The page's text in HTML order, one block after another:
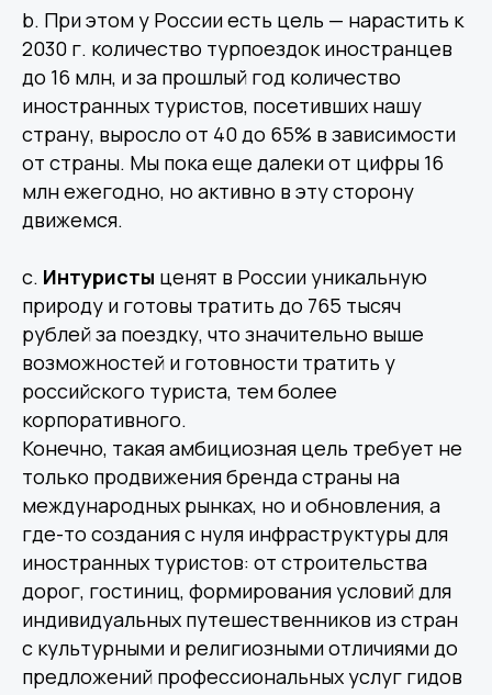
b. При этом у России есть цель — нарастить к
2030 г. количество турпоездок иностранцев
до 16 млн, и за прошлый год количество
иностранных туристов, посетивших нашу
страну, выросло от 40 до 65% в зависимости
от страны. Мы пока еще далеки от цифры 16
млн ежегодно, но активно в эту сторону
движемся.
c. Интуристы ценят в России уникальную
природу и готовы тратить до 765 тысяч
рублей за поездку, что значительно выше
возможностей и готовности тратить у
российского туриста, тем более
корпоративного.
Конечно, такая амбициозная цель требует не
только продвижения бренда страны на
международных рынках, но и обновления, а
где-то создания с нуля инфраструктуры для
иностранных туристов: от строительства
дорог, гостиниц, формирования условий для
индивидуальных путешественников из стран
с культурными и религиозными отличиями до
предложений профессиональных услуг гидов